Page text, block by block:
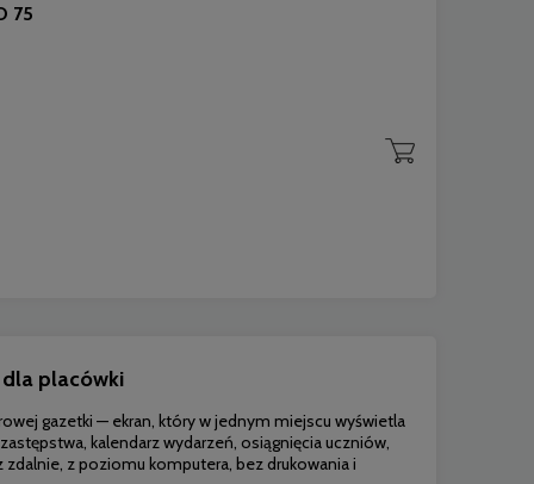
75
placówki
gazetki — ekran, któryw jednym miejscu wyświetla
kalendarz wydarzeń, osiągnięcia uczniów,
zdalnie, zpoziomu komputera, bezdrukowania i